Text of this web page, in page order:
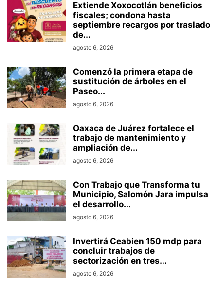
Extiende Xoxocotlán beneficios
fiscales; condona hasta
septiembre recargos por traslado
de...
agosto 6, 2026
Comenzó la primera etapa de
sustitución de árboles en el
Paseo...
agosto 6, 2026
Oaxaca de Juárez fortalece el
trabajo de mantenimiento y
ampliación de...
agosto 6, 2026
Con Trabajo que Transforma tu
Municipio, Salomón Jara impulsa
el desarrollo...
agosto 6, 2026
Invertirá Ceabien 150 mdp para
concluir trabajos de
sectorización en tres...
agosto 6, 2026